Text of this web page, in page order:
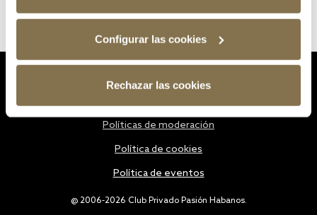
Configurar las cookies
Rechazar las cookies
@ 2006-2026 Club Privado Pasión Habanos.
Políticas de moderación
Política de cookies
Política de eventos